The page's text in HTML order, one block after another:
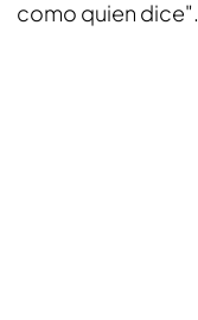
como quien dice".